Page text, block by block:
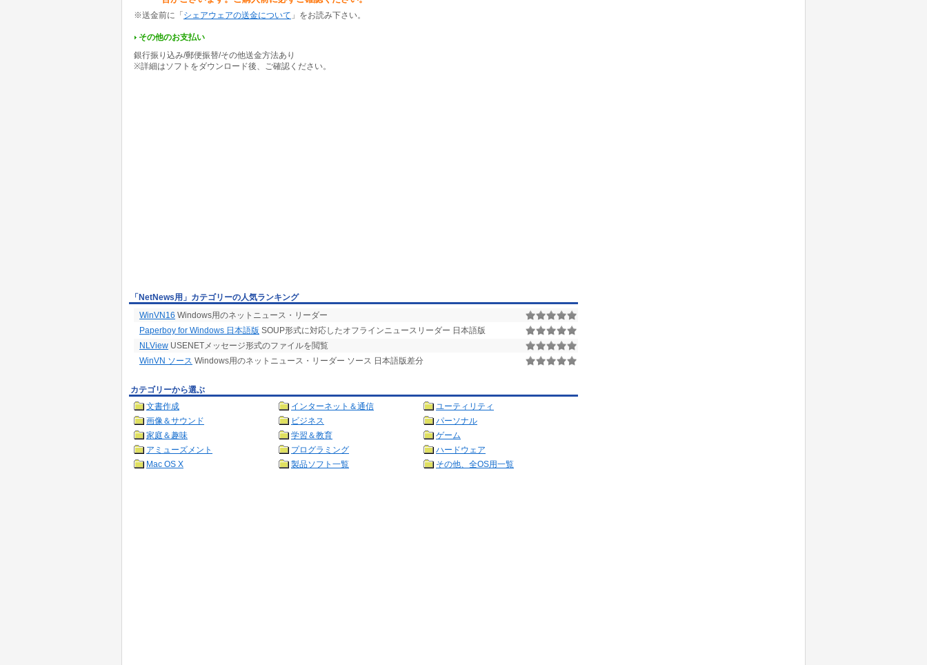
※送金前に「 シェアウェアの送金について 」をお読み下さい。
その他のお支払い
銀行振り込み/郵便振替/その他送金方法あり
※詳細はソフトをダウンロード後、ご確認ください。
「NetNews用」カテゴリーの人気ランキング
WinVN16 Windows用のネットニュース・リーダー
Paperboy for Windows 日本語版 SOUP形式に対応したオフラインニュースリーダー 日本語版
NLView USENETメッセージ形式のファイルを閲覧
WinVN ソース Windows用のネットニュース・リーダー ソース 日本語版差分
カテゴリーから選ぶ
文書作成
インターネット＆通信
ユーティリティ
画像＆サウンド
ビジネス
パーソナル
家庭＆趣味
学習＆教育
ゲーム
アミューズメント
プログラミング
ハードウェア
Mac OS X
製品ソフト一覧 その他、全OS用一覧